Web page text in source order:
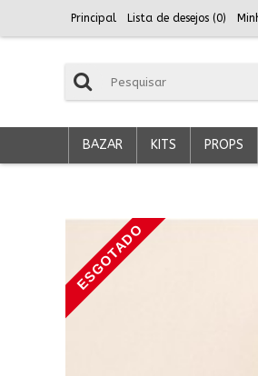
Principal Lista de desejos (0)
BAZAR KITS PROPS
ESGOTADO